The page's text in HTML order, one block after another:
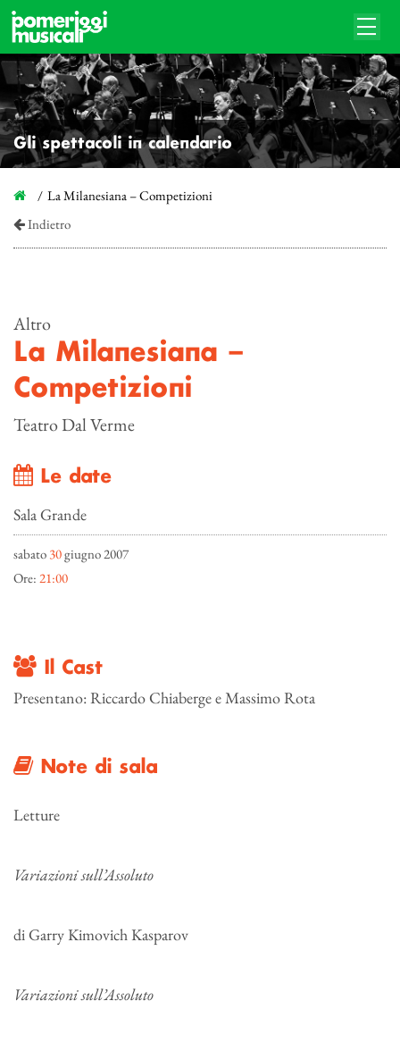
Gli spettacoli in calendario
La Milanesiana – Competizioni
Indietro
Altro
La Milanesiana –
Competizioni
Teatro Dal Verme
Le date
Sala Grande
sabato 30giugno 2007
Ore: 21:00
Il Cast
Presentano: Riccardo Chiaberge e Massimo Rota
Note di sala
Letture
Variazioni sull’Assoluto
di Garry Kimovich Kasparov
Variazioni sull’Assoluto